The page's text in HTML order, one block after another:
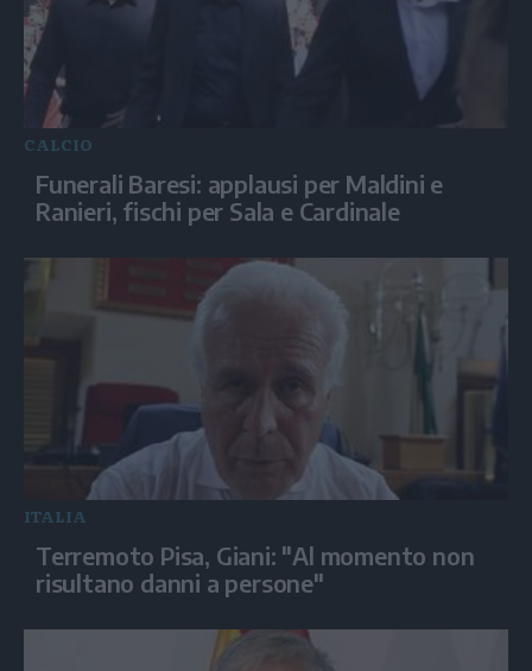
CALCIO
Funerali Baresi: applausi per Maldini e
Ranieri, fischi per Sala e Cardinale
ITALIA
Terremoto Pisa, Giani: "Al momento non
risultano danni a persone"